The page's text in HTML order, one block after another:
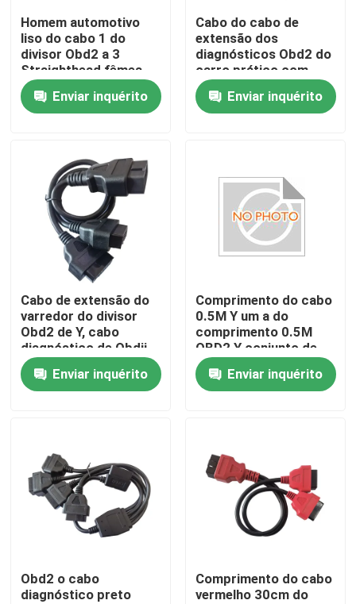
Produtos
Sobre nós
Excursão da fábrica
Controle da qualidade
Contacte-nos
Cabo de OBD2 Y
Cabo de extensão OBD2
Homem automotivo
liso do cabo 1 do
divisor Obd2 a 3
Straighthead fêmea
Enviar inquérito
Cabo do cabo de
extensão dos
diagnósticos Obd2 do
carro prático com
interruptor
Enviar inquérito
Cabo de extensão do
varredor do divisor
Obd2 de Y, cabo
diagnóstico de Obdii
dos dispositivos do
registradorEnviar inquérito
Comprimento do cabo
0.5M Y um a do
comprimento 0.5M
OBD2 Y conjunto de
cabo três para
diagnósticos do carro
Enviar inquérito
Obd2 o cabo
diagnóstico preto
Comprimento do cabo
vermelho 30cm do